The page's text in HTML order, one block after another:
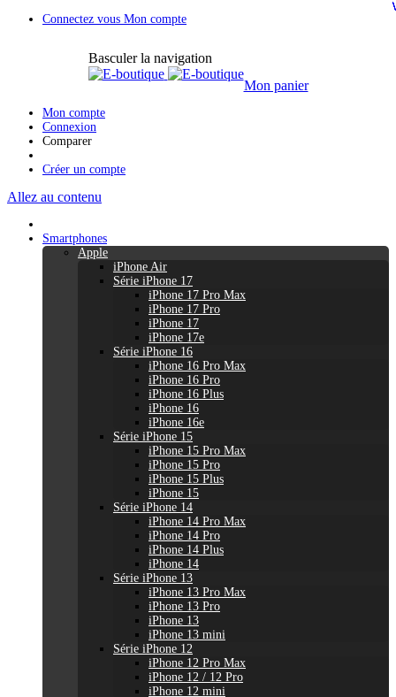
Connectez vous Mon compte
Basculer la navigation
Mon panier
Mon compte
Connexion
Comparer
Créer un compte
Allez au contenu
Smartphones
Apple
iPhone Air
Série iPhone 17
iPhone 17 Pro Max
iPhone 17 Pro
iPhone 17
iPhone 17e
Série iPhone 16
iPhone 16 Pro Max
iPhone 16 Pro
iPhone 16 Plus
iPhone 16
iPhone 16e
Série iPhone 15
iPhone 15 Pro Max
iPhone 15 Pro
iPhone 15 Plus
iPhone 15
Série iPhone 14
iPhone 14 Pro Max
iPhone 14 Pro
iPhone 14 Plus
iPhone 14
Série iPhone 13
iPhone 13 Pro Max
iPhone 13 Pro
iPhone 13
iPhone 13 mini
Série iPhone 12
iPhone 12 Pro Max
iPhone 12 / 12 Pro
iPhone 12 mini